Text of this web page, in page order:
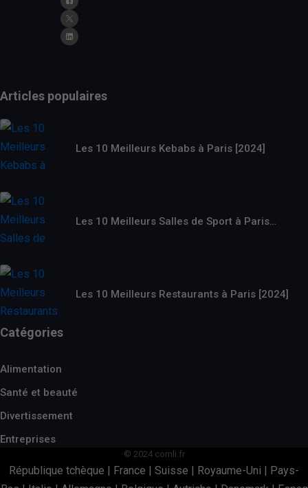
Articles populaires
Les 10 Meilleurs Kebabs à Paris [2024]
Les 10 Meilleurs Salles de Sport à Paris…
Les 10 Meilleurs Restaurants à Paris [2024]
Catégories
Alimentation
Santé et beauté
Divertissement
Entreprises
© 2024 comli.fr
République tchèque | France | Suisse | Royaume-Uni | Pays-